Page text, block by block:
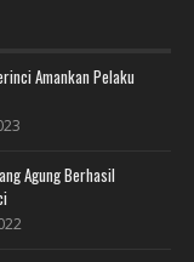
Amankan Pelaku
Agung Berhasil